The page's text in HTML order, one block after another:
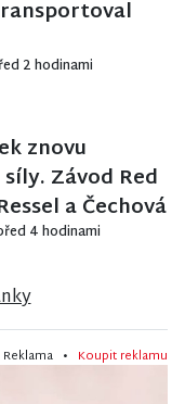
2 hodinami
znovu
Závod Red
a Čechová
4 hodinami
Reklama • Koupit reklamu